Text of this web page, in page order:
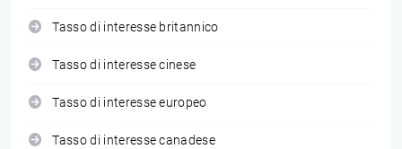
Tasso di interesse britannico
Tasso di interesse cinese
Tasso di interesse europeo
Tasso di interesse canadese